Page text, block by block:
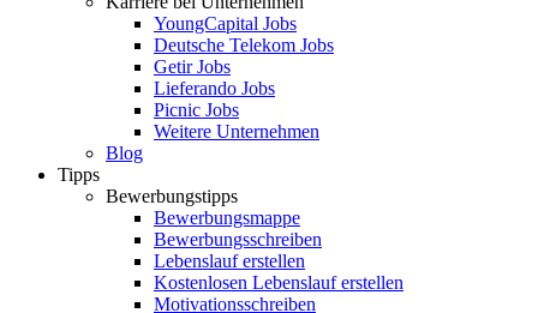
YoungCapital Jobs
Deutsche Telekom Jobs
Getir Jobs
Lieferando Jobs
Picnic Jobs
Weitere Unternehmen
Blog
Tipps
Bewerbungstipps
Bewerbungsmappe
Bewerbungsschreiben
Lebenslauf erstellen
Kostenlosen Lebenslauf erstellen
Motivationsschreiben